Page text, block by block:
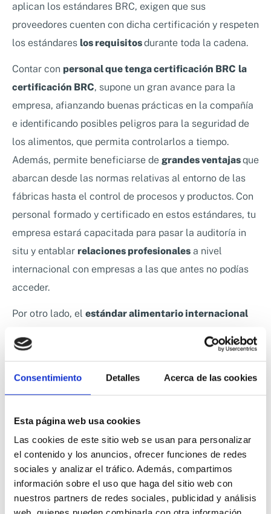
Consentimiento Detalles Acerca de las cookies
Esta página web usa cookies
Las cookies de este sitio web se usan para personalizar
el contenido y los anuncios, ofrecer funciones de redes
sociales y analizar el tráfico. Además, compartimos
información sobre el uso que haga del sitio web con
nuestros partners de redes sociales, publicidad y análisis
aplican los estándares BRC, exigen que sus
proveedores cuenten con dicha certificación y respeten
los estándares los requisitosdurante toda la cadena.
Contar con personal que tenga certificación BRC la
certificación BRC, supone un gran avance para la
empresa, afianzando buenas prácticas en la compañía
e identificando posibles peligros para la seguridad de
los alimentos, que permita controlarlos a tiempo.
Además, permite beneficiarse de grandes ventajasque
abarcan desde las normas relativas al entorno de las
fábricas hasta el control de procesos y productos. Con
personal formado y certificado en estos estándares, tu
empresa estará capacitada para pasar la auditoría in
situ y entablar relaciones profesionales a nivel
internacional con empresas a las que antes no podías
acceder.
Por otro lado, el estándar alimentario internacional
de la
a todos sus proveedores,
productos sin poner en peligro a los consumidores.
Como en el certificado BRC, los estándares
desarrollados por el IFS se desglosan para detallar
todos los procesos de la cadena de suministro.
Además, tanto la certificación IFS como la BRC,